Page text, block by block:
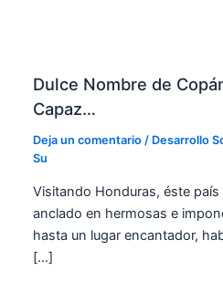
Dulce Nombre de
Capaz…
Deja un comentario / Desarrollo
Su
Visitando Honduras, éste
anclado en hermosas e
hasta un lugar encantador,
[…]